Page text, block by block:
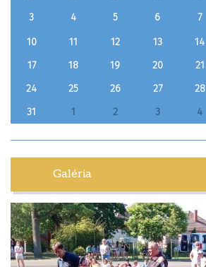
3
4 5 6 7
10 11 12 13 14
17
18 19 20 21
24
25 26 27 28
31
1 2 3 4
Galéria